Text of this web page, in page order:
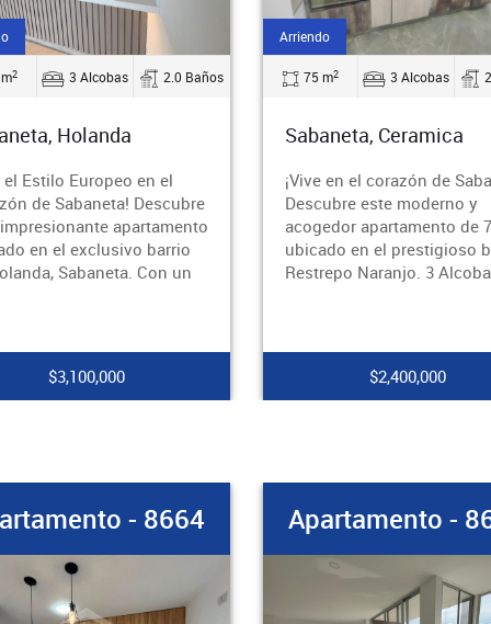
2 3 Alcobas 2.0 Baños
Ceramica
en el corazón de Sabaneta!
este moderno y
apartamento de 74m²,
en el prestigioso barrio
Naranjo. 3 Alcobas2
$2,400,000
Ambos
123 m2 2 Alcobas
Rionegro, San Antonio
¡Descubre el apartamento
perfecto para tu estilo de
en Rionegro, San Antonio
Pereira! Ubicado en el piso
$4,500,000 - $895,000,000
- 8663 Apartamento -